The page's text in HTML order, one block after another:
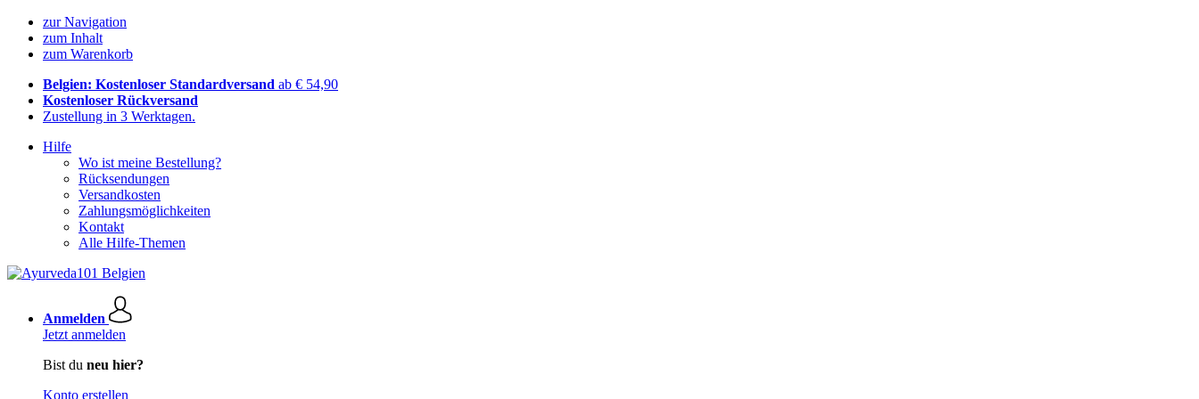
zur Navigation
zum Inhalt
zum Warenkorb
Belgien: Kostenloser Standardversand ab € 54,90
Kostenloser Rückversand
Zustellung in 3 Werktagen.
Hilfe
Wo ist meine Bestellung?
Rücksendungen
Versandkosten
Zahlungsmöglichkeiten
Kontakt
Alle Hilfe-Themen
Anmelden
Jetzt anmelden
Bist du neu hier?
Konto erstellen